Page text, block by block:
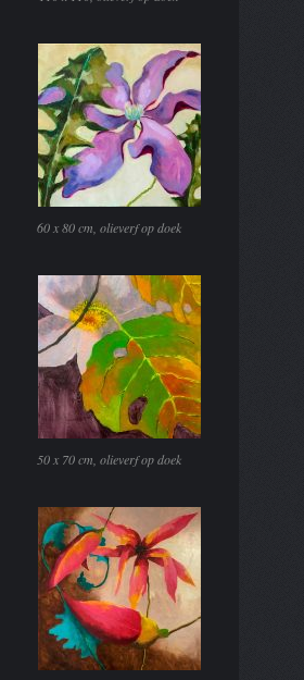
60 x 80 cm, olieverf op doek
50 x 70 cm, olieverf op doek